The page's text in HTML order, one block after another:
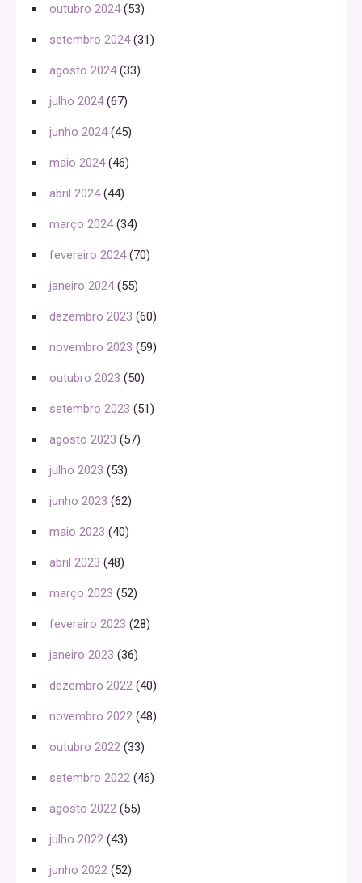
outubro 2024(53)
setembro 2024(31)
agosto 2024(33)
julho 2024(67)
junho 2024(45)
maio 2024(46)
abril 2024(44)
março 2024(34)
fevereiro 2024(70)
janeiro 2024(55)
dezembro 2023 (60)
novembro 2023 (59)
outubro 2023 (50)
setembro 2023 (51)
agosto 2023 (57)
julho 2023 (53)
junho 2023 (62)
maio 2023 (40)
abril 2023 (48)
março 2023 (52)
fevereiro 2023 (28)
janeiro 2023 (36)
dezembro 2022 (40)
novembro 2022 (48)
outubro 2022 (33)
setembro 2022 (46)
agosto 2022 (55)
julho 2022 (43)
junho 2022 (52)